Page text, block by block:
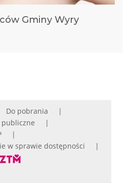
Gminy Wyry
Do pobrania
w sprawie dostępności